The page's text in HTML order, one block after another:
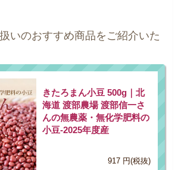
いのおすすめ商品をご紹介いた
きたろまん小豆 500g｜北
海道 渡部農場 渡部信一さ
んの無農薬・無化学肥料の
小豆-2025年度産
917 円(税抜)